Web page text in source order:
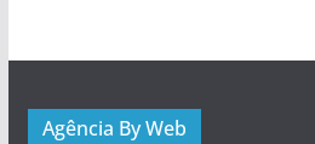
Agência By Web